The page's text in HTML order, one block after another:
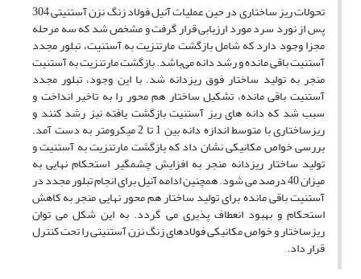
تحولات ریز ساختاری در حین عملیات آنیل فولاد زنگ نزن آستنیتی 304
پس از نورد سرد مورد ارزیابی قرار گرفت و مشخص شد که سه مرحله
مجزا وجود دارد که شامل بازگشت مارتنزیت به آستنیت، تبلور مجدد
آستنیت باقی مانده و رشد دانه می‌باشد. بازگشت مارتنزیت به آستنیت
منجر به تولید ساختار فوق ریزدانه شد. با این وجود، تبلور مجدد
آستنیت باقی مانده، تشکیل ساختار هم محور را به تاخیر انداخت و
سبب شد که دانه های ریز آستنیت بازگشت یافته نیز رشد کنند و
ریزساختاری با متوسط اندازه دانه بین 1 تا 2 میکرومتر به دست آمد.
بررسی خواص مکانیکی نشان داد که بازگشت مارتنزیت به آستنیت و
تولید ساختار ریزدانه منجر به افزایش چشمگیر استحکام نهایی به
میزان 40 درصد می شود. همچنین ادامه آنیل برای انجام تبلور مجدد در
آستنیت باقی مانده برای تولید ساختار هم محور نهایی منجر به کاهش
استحکام و بهبود انعطاف پذیری می گردد. به این شکل می توان
ریزساختار و خواص مکانیکی فولادهای زنگ نزن آستنیتی را تحت کنترل
قرار داد.